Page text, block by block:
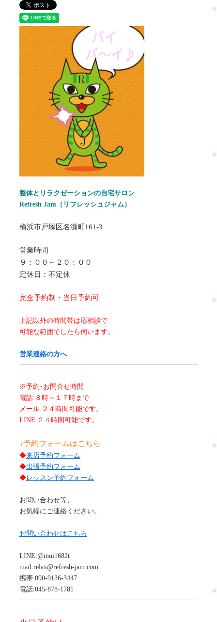
整体とリラクゼーションの自宅サロン
Refresh Jam（リフレッシュジャム）
横浜市戸塚区名瀬町161-3
営業時間
９：００～２０：００
定休日：不定休
完全予約制・当日予約可
上記以外の時間帯は応相談で
可能な範囲でしたら伺います。
営業連絡の方へ
※予約･お問合せ時間
電話:８時～１７時まで
メール:２４時間可能です。
LINE:２４時間可能です。
↓予約フォームはこちら
◆来店予約フォーム
◆出張予約フォーム
◆レッスン予約フォーム
お問い合わせ等、
お気軽にご連絡ください。
お問い合わせはこちら
LINE:@mui1682t
mail:relax@refresh-jam.com
携帯:090-9136-3447
電話:045-878-1781